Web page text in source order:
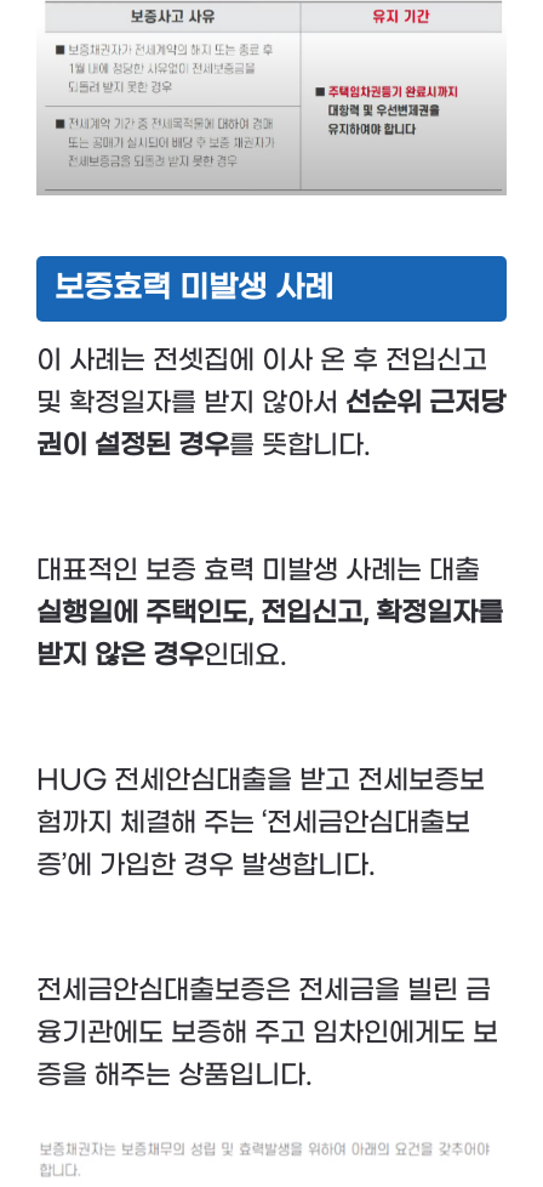
보증효력 미발생 사례
이 사례는 전셋집에 이사 온 후 전입신고
및 확정일자를 받지 않아서 선순위 근저당
권이 설정된 경우를 뜻합니다.
대표적인 보증 효력 미발생 사례는 대출
실행일에 주택인도, 전입신고, 확정일자를
받지 않은 경우인데요.
HUG 전세안심대출을 받고 전세보증보
험까지 체결해 주는 ‘전세금안심대출보
증’에 가입한 경우 발생합니다.
전세금안심대출보증은 전세금을 빌린 금
융기관에도 보증해 주고 임차인에게도 보
증을 해주는 상품입니다.